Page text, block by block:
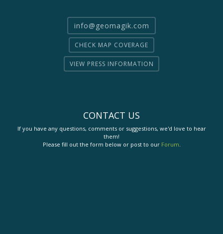
info@geomagik.com
CHECK MAP COVERAGE
VIEW PRESS INFORMATION
CONTACT US
If you have any questions, comments or suggestions, we'd love to hear
them!
Please fill out the form below or post to our Forum